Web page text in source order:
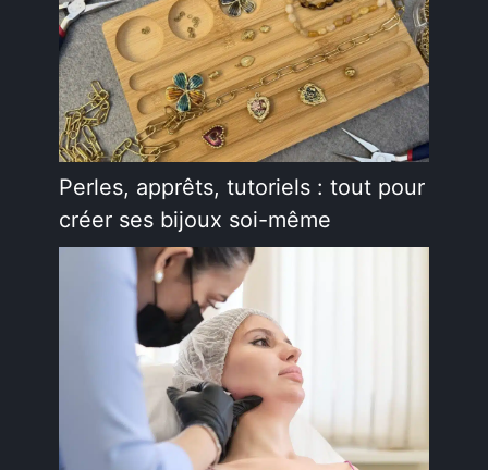
Perles, apprêts, tutoriels : tout pour
créer ses bijoux soi-même